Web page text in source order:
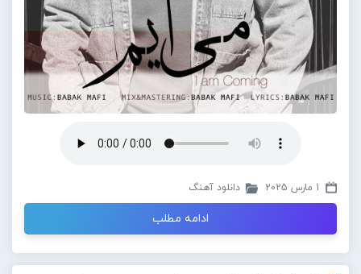
1 مارس 2025 دانلود آهنگ
ادامه مطلب